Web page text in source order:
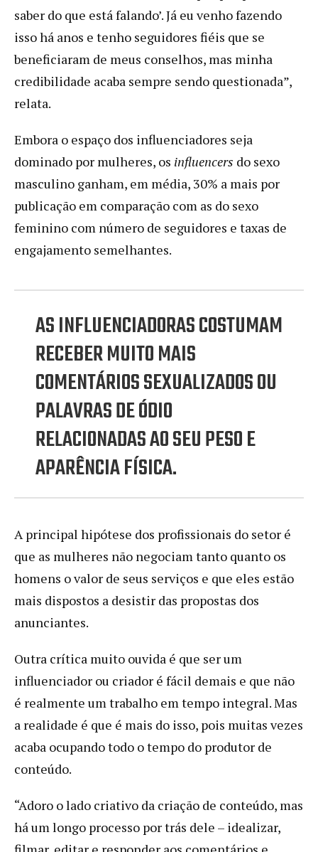
saber do que está falando’. Já eu venho fazendo
isso há anos e tenho seguidores fiéis que se
beneficiaram de meus conselhos, mas minha
credibilidade acaba sempre sendo questionada”,
relata.
Embora o espaço dos influenciadores seja
dominado por mulheres, os influencers do sexo
masculino ganham, em média, 30% a mais por
publicação em comparação com as do sexo
feminino com número de seguidores e taxas de
engajamento semelhantes.
AS INFLUENCIADORAS COSTUMAM
RECEBER MUITO MAIS
COMENTÁRIOS SEXUALIZADOS OU
PALAVRAS DE ÓDIO
RELACIONADAS AO SEU PESO E
APARÊNCIA FÍSICA.
A principal hipótese dos profissionais do setor é
que as mulheres não negociam tanto quanto os
homens o valor de seus serviços e que eles estão
mais dispostos a desistir das propostas dos
anunciantes.
Outra crítica muito ouvida é que ser um
influenciador ou criador é fácil demais e que não
é realmente um trabalho em tempo integral. Mas
a realidade é que é mais do isso, pois muitas vezes
acaba ocupando todo o tempo do produtor de
conteúdo.
“Adoro o lado criativo da criação de conteúdo, mas
há um longo processo por trás dele – idealizar,